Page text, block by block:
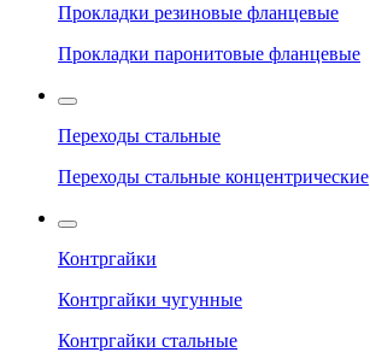
Прокладки резиновые фланцевые
Прокладки паронитовые фланцевые
Переходы стальные
Переходы стальные концентрические
Контргайки
Контргайки чугунные
Контргайки стальные